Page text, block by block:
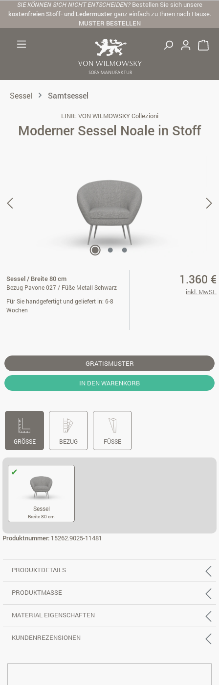
Zum Hauptinhalt springen
SIE KÖNNEN SICH NICHT ENTSCHEIDEN? Bestellen Sie sich unsere
kostenfreien Stoff- und Ledermusterganz einfach zu Ihnen nach Hause.
MUSTER BESTELLEN
Sessel Samtsessel
LINIE VON WILMOWSKY Collezioni
Moderner Sessel Noale in Stoff
Sessel / Breite 80 cm
Bezug Pavone 027 / Füße Metall Schwarz
Für Sie handgefertigt und geliefert in: 6-8
Wochen
1.360 €
inkl. MwSt.
GRATISMUSTER
IN DEN WARENKORB
GRÖSSE BEZUG FÜSSE
Sessel
Breite 80 cm
Produktnummer: 15262.9025-11481
PRODUKTDETAILS
PRODUKTMASSE
MATERIAL EIGENSCHAFTEN
KUNDENREZENSIONEN